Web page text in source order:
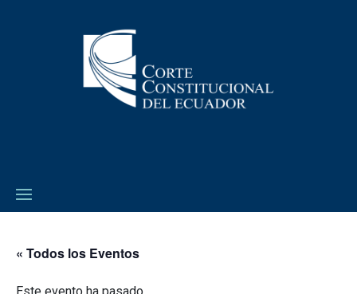
« Todos los Eventos